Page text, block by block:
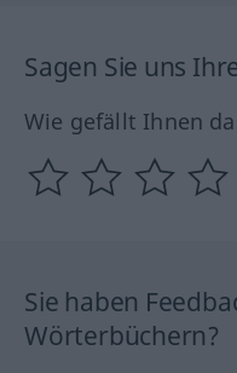
Sagen Sie uns
Wie gefällt Ihnen
Sie haben
Wörterbüchern?